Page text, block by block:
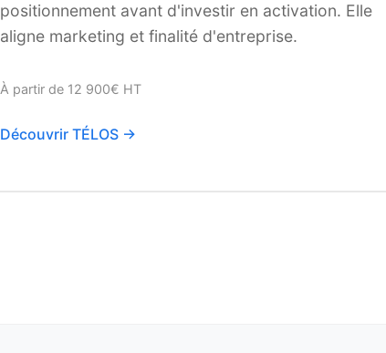
positionnement avant d'investir en activation. Elle
aligne marketing et finalité d'entreprise.
À partir de 12 900€ HT
Découvrir TÉLOS →